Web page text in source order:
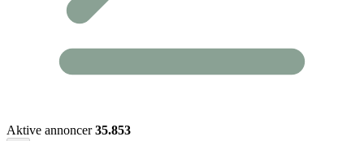
Aktive annoncer35.853